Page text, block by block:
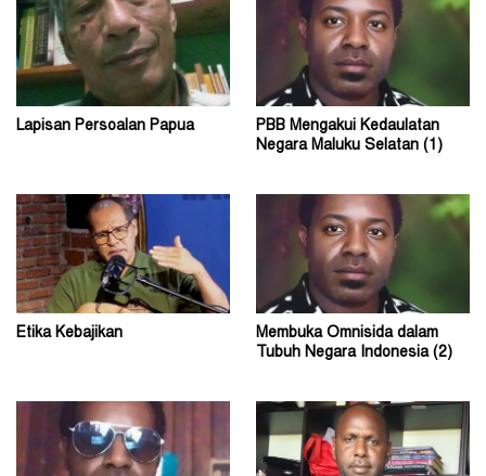
Lapisan Persoalan Papua
PBB Mengakui Kedaulatan
Negara Maluku Selatan (1)
Etika Kebajikan
Membuka Omnisida dalam
Tubuh Negara Indonesia (2)